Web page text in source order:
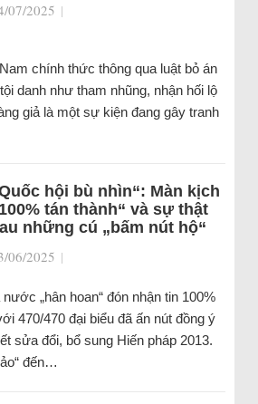
07/2025 |
chính thức thông qua luật bỏ án
danh như tham nhũng, nhận hối lộ
giả là một sự kiện đang gây tranh
hội bù nhìn“: Màn kịch
tán thành“ và sự thật
những cú „bấm nút hộ“
06/2025 |
„hân hoan“ đón nhận tin 100%
470/470 đại biểu đã ấn nút đồng ý
sửa đổi, bổ sung Hiến pháp 2013.
đến…